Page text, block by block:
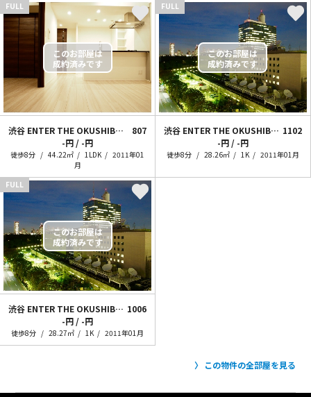
FULL
渋谷 ENTER THE OKUSHIBU。
807
-円 / -円
徒歩8分 44.22㎡ 1LDK
2011年01
月
FULL
渋谷 ENTER THE OKUSHIBU。【1K type】 1102
-円 / -円
徒歩8分 28.26㎡ 1K 2011年01月
FULL
渋谷 ENTER THE OKUSHIBU。【1K type】 1006
-円 / -円
徒歩8分 28.27㎡ 1K 2011年01月
この物件の全部屋を見る